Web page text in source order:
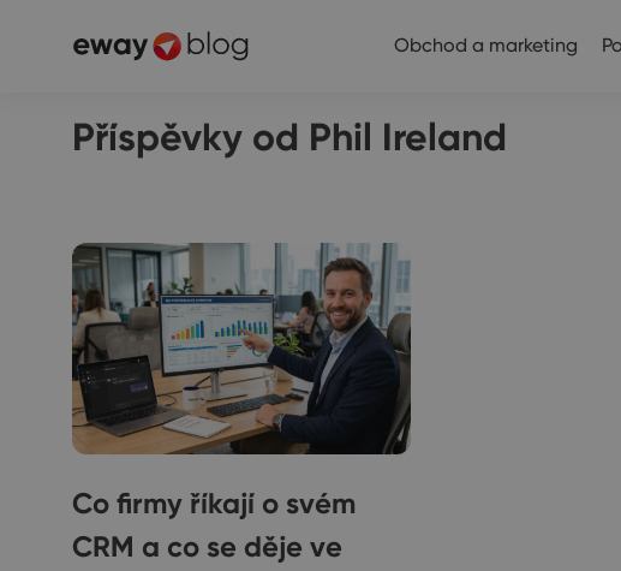
Obchod a marketing
Příspěvky od Phil Ireland
Co firmy říkají o svém
CRM a co se děje ve